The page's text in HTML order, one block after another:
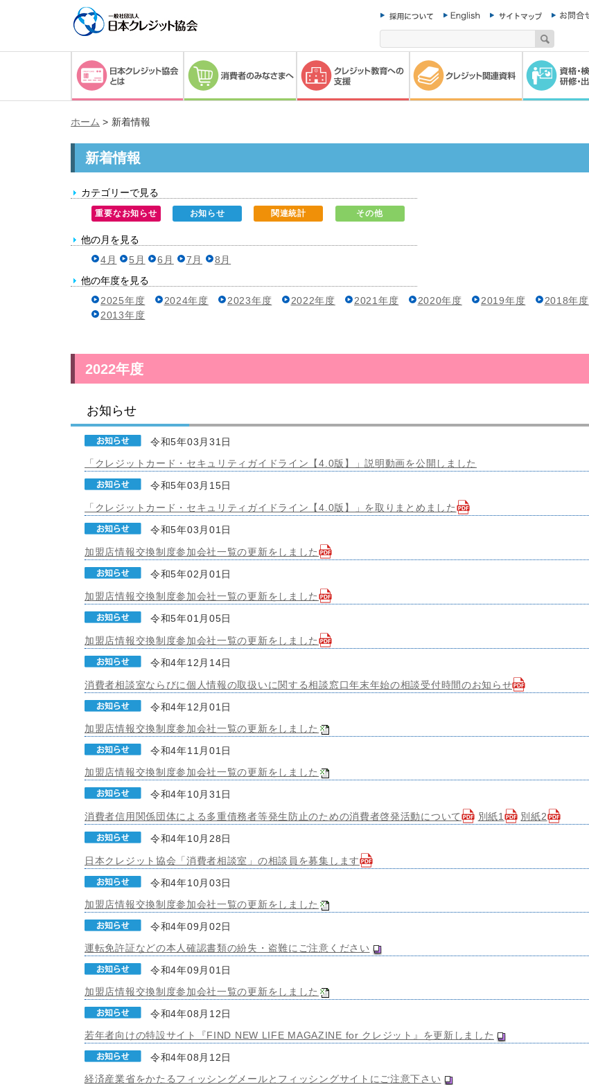
ホーム > 新着情報
新着情報
カテゴリーで見る
重要なお知らせ お知らせ 関連統計 その他
他の月を見る
4月
5月 6月 7月
8月
他の年度を見る
2025年度
2024年度 2023年度 2022年度 2021年度 2020年度 2019年度 2018年度
2013年度
2022年度
お知らせ
令和5年03月31日
「クレジットカード・セキュリティガイドライン【4.0版】」説明動画を公開しました
令和5年03月15日
「クレジットカード・セキュリティガイドライン【4.0版】」を取りまとめました
令和5年03月01日
加盟店情報交換制度参加会社一覧の更新をしました
令和5年02月01日
加盟店情報交換制度参加会社一覧の更新をしました
令和5年01月05日
加盟店情報交換制度参加会社一覧の更新をしました
令和4年12月14日
消費者相談室ならびに個人情報の取扱いに関する相談窓口年末年始の相談受付時間のお知らせ
令和4年12月01日
加盟店情報交換制度参加会社一覧の更新をしました
令和4年11月01日
加盟店情報交換制度参加会社一覧の更新をしました
令和4年10月31日
消費者信用関係団体による多重債務者等発生防止のための消費者啓発活動について
別紙1
別紙2
令和4年10月28日
日本クレジット協会「消費者相談室」の相談員を募集します
令和4年10月03日
加盟店情報交換制度参加会社一覧の更新をしました
令和4年09月02日
運転免許証などの本人確認書類の紛失・盗難にご注意ください
令和4年09月01日
加盟店情報交換制度参加会社一覧の更新をしました
令和4年08月12日
若年者向けの特設サイト『FIND NEW LIFE MAGAZINE for クレジット』を更新しました
令和4年08月12日
経済産業省をかたるフィッシングメールとフィッシングサイトにご注意下さい